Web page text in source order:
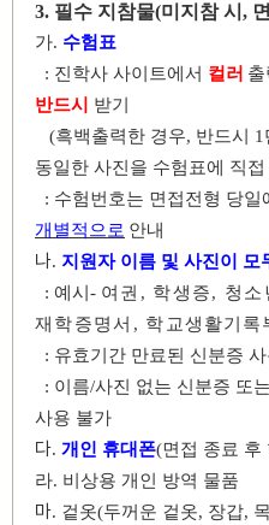
3. 필수 지참물(미지참 시 ,
가. 수험표
: 진학사 사이트에서 컬러 출
반드시 받기
(흑백출력한 경우, 반드시 1
동일한 사진을 수험표에 직
: 수험번호는 면접전형 당일
개별적으로 안내
나. 지원자 이름 및 사진이 모
: 예시 - 여권 , 학생증, 청소
재학증명서 , 학교생활기록
: 유효기간 만료된 신분증
: 이름/사진 없는 신분증 또
사용 불가
다. 개인 휴대폰(면접 종료 후
라. 비상용 개인 방역 물품
마. 겉옷(두꺼운 겉옷, 장갑,